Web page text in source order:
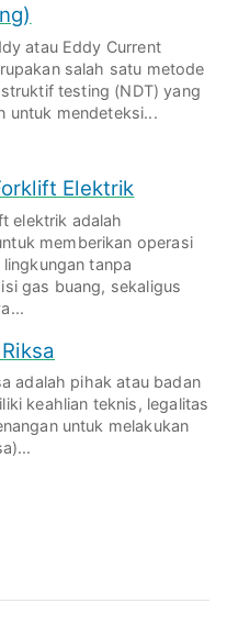
atau Eddy Current
salah satu metode
testing (NDT) yang
untuk mendeteksi...
Elektrik
elektrik adalah
memberikan operasi
tanpa
gas buang, sekaligus
adalah pihak atau badan
keahlian teknis, legalitas
untuk melakukan